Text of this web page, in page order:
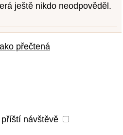
ještě nikdo neodpověděl.
přečtená
návštěvě